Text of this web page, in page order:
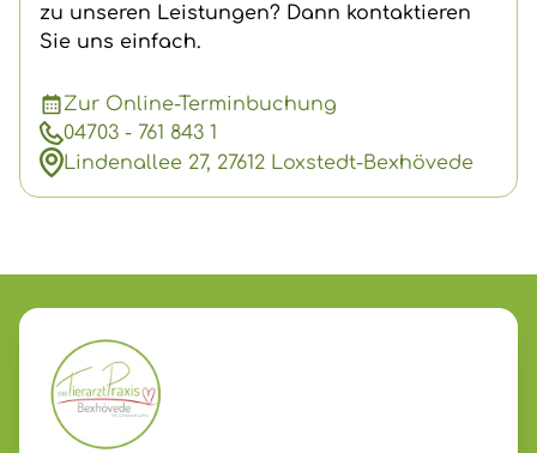
zu unseren Leistungen? Dann kontaktieren
Sie uns einfach.
Zur Online-Terminbuchung
04703 - 761 843 1
Lindenallee 27, 27612 Loxstedt-Bexhövede